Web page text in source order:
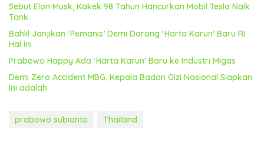
Sebut Elon Musk, Kakek 98 Tahun Hancurkan Mobil Tesla Naik
Tank
Bahlil Janjikan ‘Pemanis’ Demi Dorong ‘Harta Karun’ Baru RI
Hal ini
Prabowo Happy Ada ‘Harta Karun’ Baru ke Industri Migas
Demi Zero Accident MBG, Kepala Badan Gizi Nasional Siapkan
Ini adalah
prabowo subianto Thailand